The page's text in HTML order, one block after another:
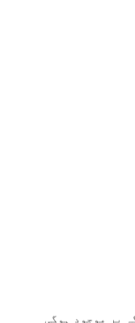
پر موجود ہوگی